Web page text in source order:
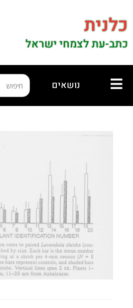
כלנית
כתב-עת לצמחי ישראל
נושאים